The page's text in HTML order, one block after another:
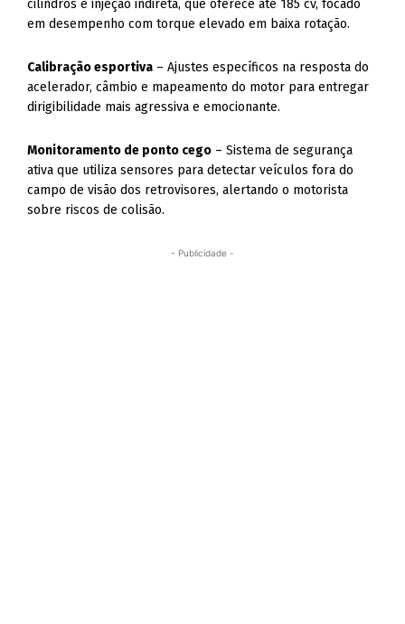
cilindros e injeção indireta, que oferece até 185 cv, focado
em desempenho com torque elevado em baixa rotação.
Calibração esportiva – Ajustes específicos na resposta do
acelerador, câmbio e mapeamento do motor para entregar
dirigibilidade mais agressiva e emocionante.
Monitoramento de ponto cego – Sistema de segurança
ativa que utiliza sensores para detectar veículos fora do
campo de visão dos retrovisores, alertando o motorista
sobre riscos de colisão.
- Publicidade -